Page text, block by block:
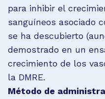
para inhibir el
sanguíneos asociado
se ha descubierto
demostrado en un
crecimiento de los
la DMRE.
Método de